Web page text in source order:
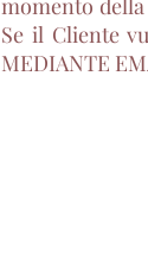
momento
Se il Cliente
MEDIANTE